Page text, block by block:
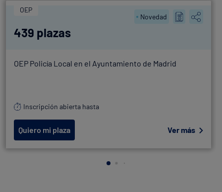
OEP
Novedad
439 plazas
OEP Policía Local en el Ayuntamiento de Madrid
Inscripción abierta hasta
Quiero mi plaza Ver más